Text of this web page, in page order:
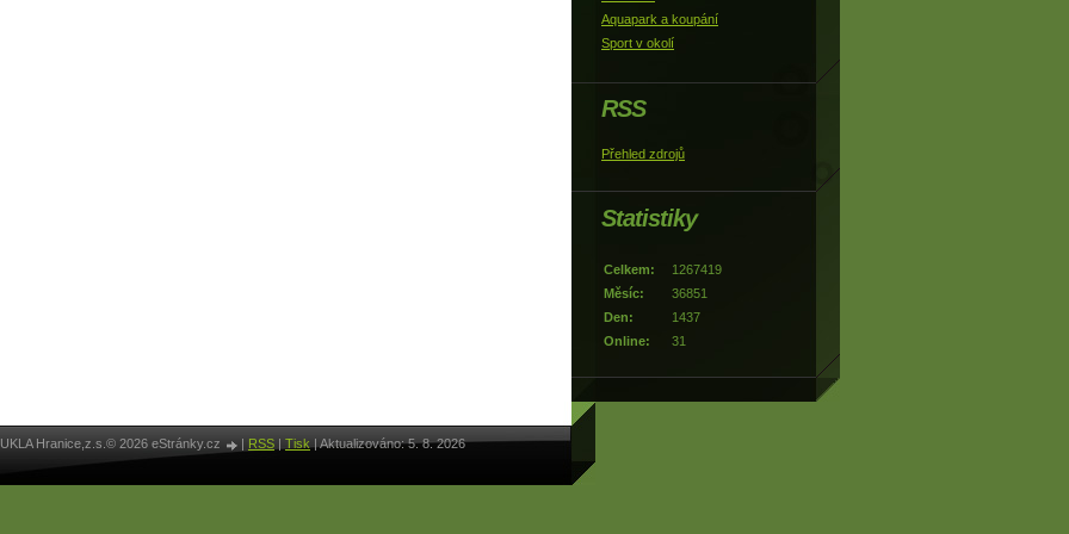
Aquapark a koupání
Sport v okolí
RSS
Přehled zdrojů
Statistiky
Online: 31
Celkem:
1267419
Měsíc:
36851
Den:
1437
Hranice,z.s.© 2026 eStránky.cz RSS Tisk Aktualizováno: 5. 8. 2026